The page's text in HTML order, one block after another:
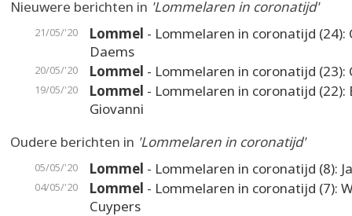
Nieuwere berichten in 'Lommelaren in coronatijd'
21/05/'20 Lommel - Lommelaren in coronatijd (24):
Daems
20/05/'20 Lommel - Lommelaren in coronatijd (23):
19/05/'20 Lommel - Lommelaren in coronatijd (22):
Giovanni
Oudere berichten in 'Lommelaren in coronatijd'
05/05/'20 Lommel - Lommelaren in coronatijd (8):
04/05/'20 Lommel - Lommelaren in coronatijd (7):
Cuypers